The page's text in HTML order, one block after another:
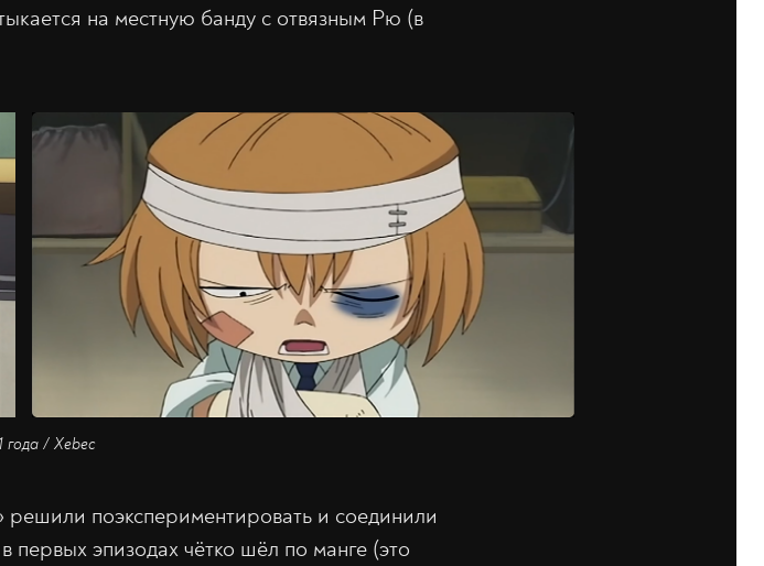
на местную банду с отвязным Рю (в
года / Xebec
поэкспериментировать и соединили
первых эпизодах чётко шёл по манге (это